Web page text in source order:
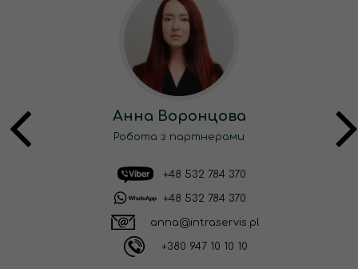
Анна Воронцова
Робота з партнерами
+48 532 784 370
+48 532 784 370
anna@intraservis.pl
+380 947 10 10 10